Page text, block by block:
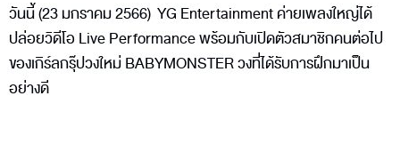
วันนี้ (23 มกราคม 2566) YG Entertainment ค่ายเพลงใหญ่ได้
ปล่อยวิดีโอ Live Performance พร้อมกับเปิดตัวสมาชิกคนต่อไป
ของเกิร์ลกรุ๊ปวงใหม่ BABYMONSTER วงที่ได้รับการฝึกมาเป็น
อย่างดี